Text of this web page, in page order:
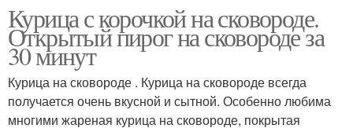
Курица с корочкой на сковороде.
Открытый пирог на сковороде за
30 минут
Курица на сковороде . Курица на сковороде всегда
получается очень вкусной и сытной. Особенно любима
многими жареная курица на сковороде, покрытая